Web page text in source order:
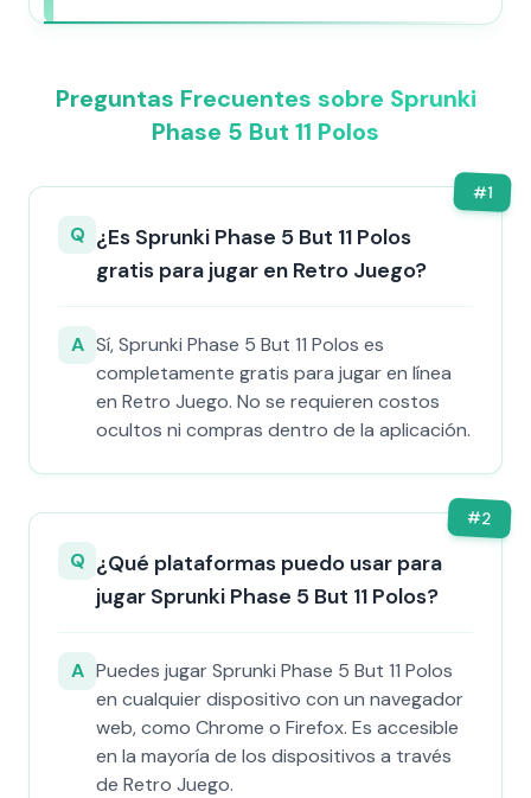
Preguntas Frecuentes sobre Sprunki
Phase 5 But 11 Polos
#1
Q ¿Es Sprunki Phase 5 But 11 Polos
gratis para jugar en Retro Juego?
A Sí, Sprunki Phase 5 But 11 Polos es
completamente gratis para jugar en línea
en Retro Juego. No se requieren costos
ocultos ni compras dentro de la aplicación.
#2
Q ¿Qué plataformas puedo usar para
jugar Sprunki Phase 5 But 11 Polos?
A Puedes jugar Sprunki Phase 5 But 11 Polos
en cualquier dispositivo con un navegador
web, como Chrome o Firefox. Es accesible
en la mayoría de los dispositivos a través
de Retro Juego.